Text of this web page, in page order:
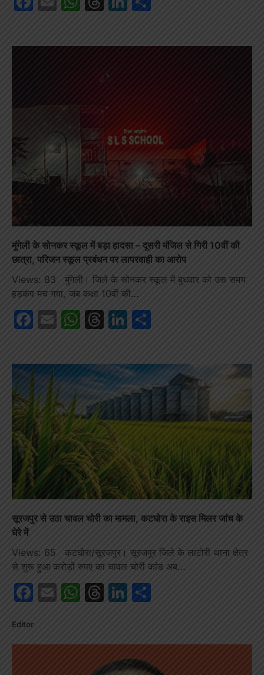
मुंगेली के सोनकर स्कूल में बड़ा हादसा – दूसरी मंजिल से गिरी 10वीं की
छात्रा, परिजन स्कूल प्रबंधन पर लापरवाही का आरोप
Views: 83 मुंगेली। जिले के सोनकर स्कूल में बुधवार को उस समय
हड़कंप मच गया, जब कक्षा 10वीं की…
Facebook
EmailWhatsApp
Threads
LinkedIn
सूरजपुर से उठा चावल चोरी का मामला, कटघोरा के राइस मिलर जांच के
घेरे में
Views: 65 कटघोरा/सूरजपुर। सूरजपुर जिले के लाटोरी थाना क्षेत्र
से शुरू हुआ करोड़ों रुपए का चावल चोरी कांड अब…
Facebook
EmailWhatsApp
Threads
LinkedIn
Editor